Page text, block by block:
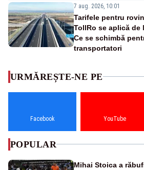
7 aug. 2026, 10:01
Tarifele pentru
TollRo se aplică de
Ce se schimbă
transportatori
URMĂREȘTE-NE PE
Facebook YouTube
POPULAR
Mihai Stoica a